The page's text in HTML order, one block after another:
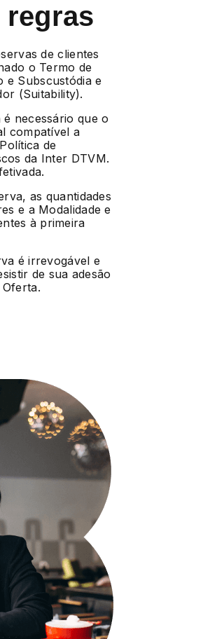
regras
de clientes
o Termo de
e Subscustódia e
(Suitability).
necessário que o
compatível a
de
da Inter DTVM.
as quantidades
e a Modalidade e
à primeira
é irrevogável e
de sua adesão